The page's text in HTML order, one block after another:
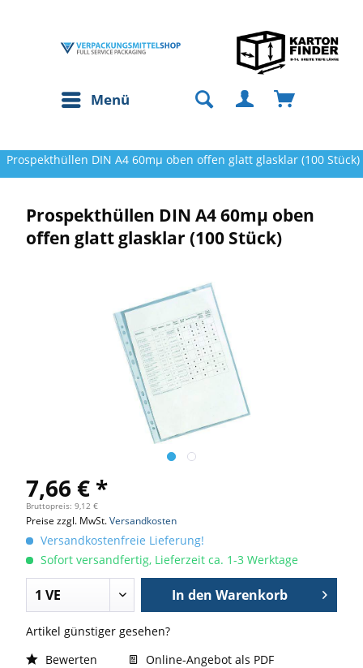
Menü
Prospekthüllen DIN A4 60mµ oben offen glatt glasklar (100 Stück)
Prospekthüllen DIN A4 60mµ oben
offen glatt glasklar (100 Stück)
7,66 € *
Bruttopreis: 9,12 €
Preise zzgl. MwSt.Versandkosten
Versandkostenfreie Lieferung!
Sofort versandfertig, Lieferzeit ca. 1-3 Werktage
In den Warenkorb
Artikel günstiger gesehen?
Bewerten
Online-Angebot als PDF